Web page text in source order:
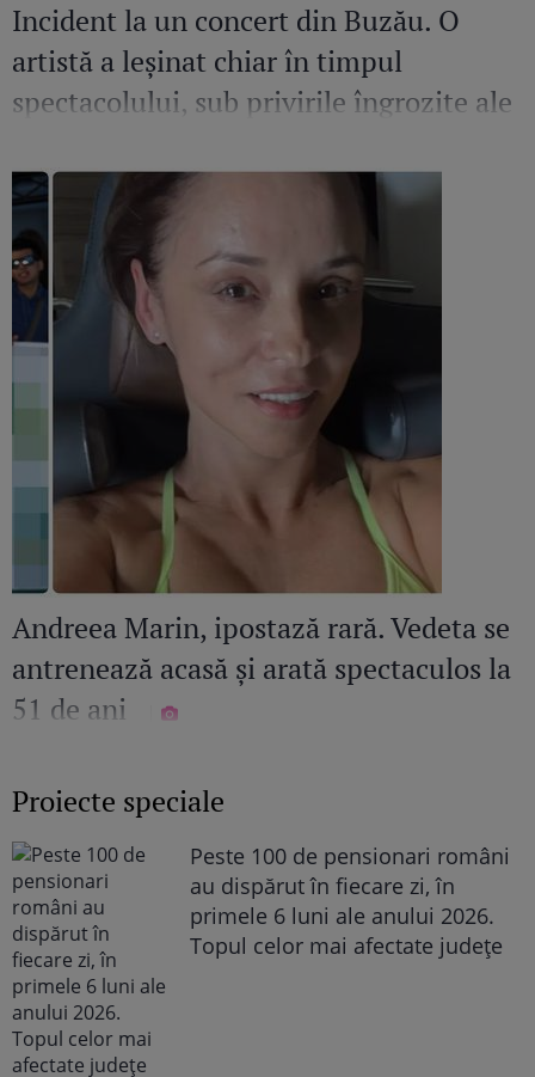
Incident la un concert din Buzău. O
artistă a leșinat chiar în timpul
spectacolului, sub privirile îngrozite ale
Andreea Marin, ipostază rară. Vedeta se
antrenează acasă și arată spectaculos la
51 de ani
Proiecte speciale
Peste 100 de pensionari români
au dispărut în fiecare zi, în
primele 6 luni ale anului 2026.
Topul celor mai afectate județe